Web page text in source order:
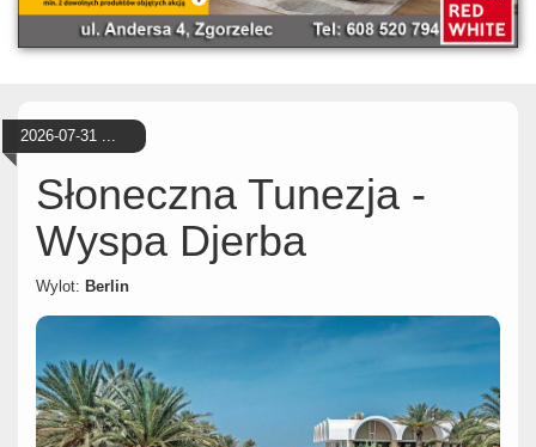
2026-07-31 ...
Słoneczna Tunezja -
Wyspa Djerba
Wylot: Berlin